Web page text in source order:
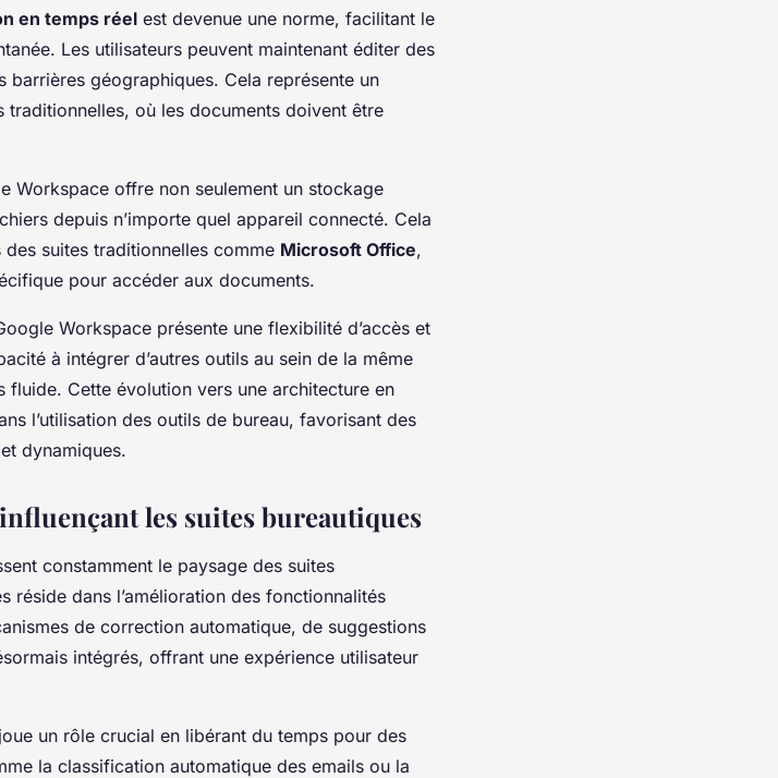
en temps réel est devenue une norme, facilitant le
Les utilisateurs peuvent maintenant éditer des
géographiques. Cela représente un
où les documents doivent être
Workspace offre non seulement un stockage
depuis n’importe quel appareil connecté. Cela
suites traditionnelles comme Microsoft Office,
pour accéder aux documents.
Workspace présente une flexibilité d’accès et
à intégrer d’autres outils au sein de la même
Cette évolution vers une architecture en
l’utilisation des outils de bureau, favorisant des
dynamiques.
les suites bureautiques
constamment le paysage des suites
réside dans l’amélioration des fonctionnalités
de correction automatique, de suggestions
intégrés, offrant une expérience utilisateur
joue un rôle crucial en libérant du temps pour des
la classification automatique des emails ou la